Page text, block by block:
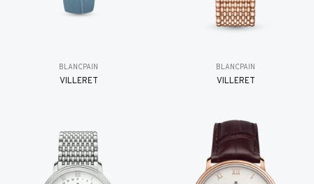
BLANCPAIN
VILLERET
BLANCPAIN
VILLERET